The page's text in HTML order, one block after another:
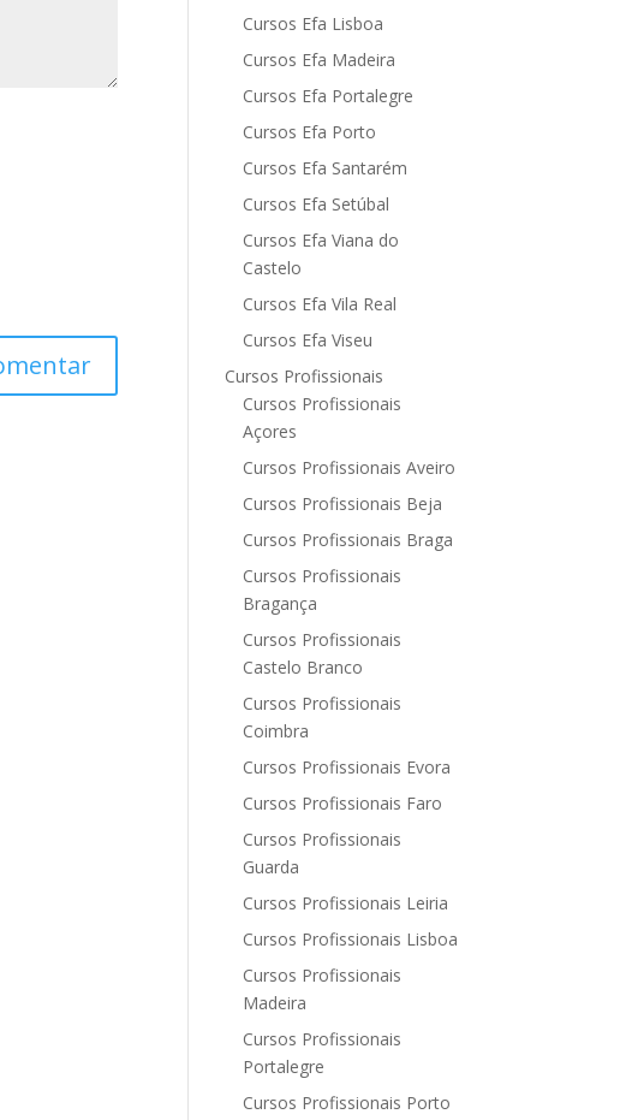
Cursos Efa Lisboa
Cursos Efa Madeira
Cursos Efa Portalegre
Cursos Efa Porto
Cursos Efa Santarém
Cursos Efa Setúbal
Cursos Efa Viana do
Castelo
Cursos Efa Vila Real
Cursos Efa Viseu
Cursos Profissionais
Cursos Profissionais
Açores
Cursos Profissionais Aveiro
Cursos Profissionais Beja
Cursos Profissionais Braga
Cursos Profissionais
Bragança
Cursos Profissionais
Castelo Branco
Cursos Profissionais
Coimbra
Cursos Profissionais Evora
Cursos Profissionais Faro
Cursos Profissionais
Guarda
Cursos Profissionais Leiria
Cursos Profissionais Lisboa
Cursos Profissionais
Madeira
Cursos Profissionais
Portalegre
Cursos Profissionais Porto